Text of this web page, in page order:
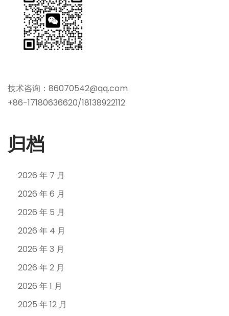
技术咨询：86070542@qq.com
+86-17180636620/18138922112
归档
2026 年 7 月
2026 年 6 月
2026 年 5 月
2026 年 4 月
2026 年 3 月
2026 年 2 月
2026 年 1 月
2025 年 12 月